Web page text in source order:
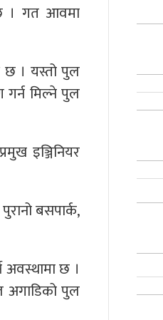
। गत आवमा
छ । यस्तो पुल
गर्न मिल्ने पुल
इञ्जिनियर
बसपार्क,
अवस्थामा छ ।
अगाडिको पुल